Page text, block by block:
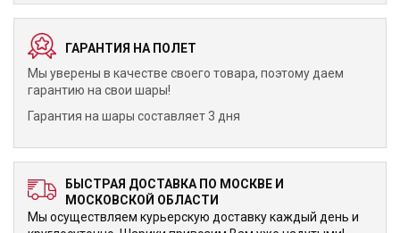
ГАРАНТИЯ НА ПОЛЕТ
Мы уверены в качестве своего товара, поэтому даем
гарантию на свои шары!
Гарантия на шары составляет 3 дня
БЫСТРАЯ ДОСТАВКА ПО МОСКВЕ И
МОСКОВСКОЙ ОБЛАСТИ
Мы осуществляем курьерскую доставку каждый день и